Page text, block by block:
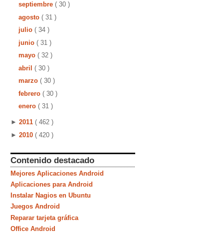
septiembre ( 30 )
agosto ( 31 )
julio ( 34 )
junio ( 31 )
mayo ( 32 )
abril ( 30 )
marzo ( 30 )
febrero ( 30 )
enero ( 31 )
► 2011 ( 462 )
► 2010 ( 420 )
Contenido destacado
Mejores Aplicaciones Android
Aplicaciones para Android
Instalar Nagios en Ubuntu
Juegos Android
Reparar tarjeta gráfica
Office Android